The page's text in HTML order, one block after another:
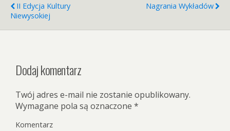
II Edycja Kultury
Niewysokiej
Nagrania Wykładów
Dodaj komentarz
Twój adres e-mail nie zostanie opublikowany.
Wymagane pola są oznaczone *
Komentarz